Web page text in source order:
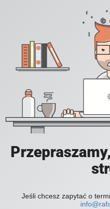
Jeśli chcesz zapytać o